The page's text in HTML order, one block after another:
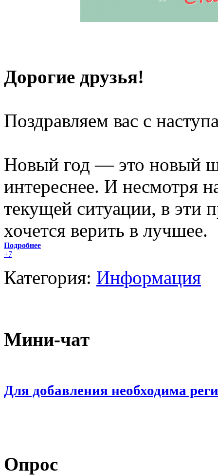
Дорогие друзья!
Поздравляем вас с
Новый год — это новый
интереснее. И несмотря
текущей ситуации, в эти
хочется верить в лучшее.
Подробнее
+7
Категория: Информация
Мини-чат
Для добавления необходима
Опрос